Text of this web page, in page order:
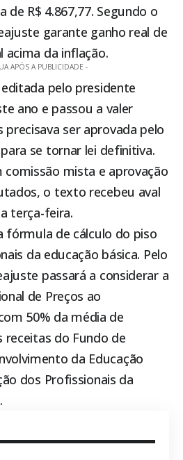
de R$ 4.867,77. Segundo o
garante ganho real de
acima da inflação.
APÓS A PUBLICIDADE -
pelo presidente
ano e passou a valer
ser aprovada pelo
se tornar lei definitiva.
mista e aprovação
o texto recebeu aval
terça-feira.
fórmula de cálculo do piso
da educação básica. Pelo
passará a considerar a
de Preços ao
50% da média de
receitas do Fundo de
da Educação
dos Profissionais da